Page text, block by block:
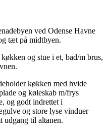
ved Odense Havne
tæt på midtbyen.
og stue i et, bad/m brus,
køkken med hvide
og køleskab m/frys
og godt indrettet i
og store lyse vinduer
udgang til altanen.